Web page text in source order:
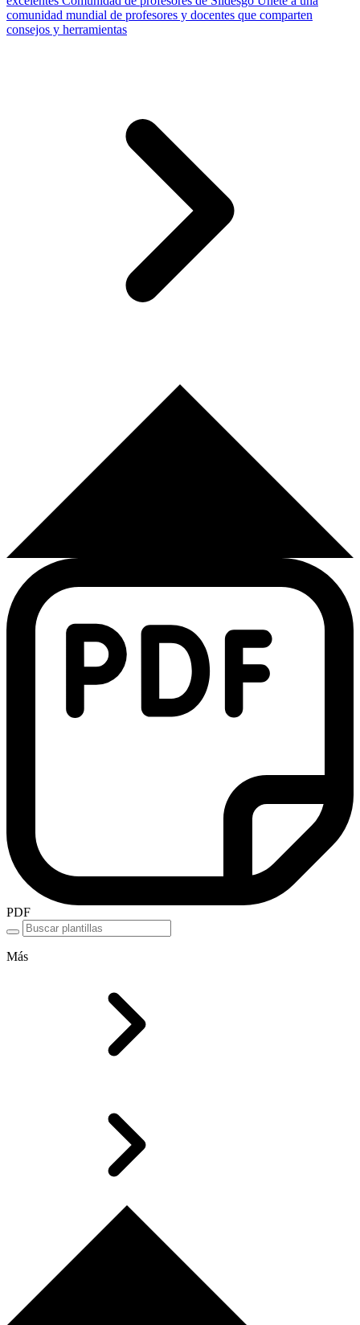
comunidad mundial de profesores y docentes que comparten
consejos y herramientas
PDF
Más